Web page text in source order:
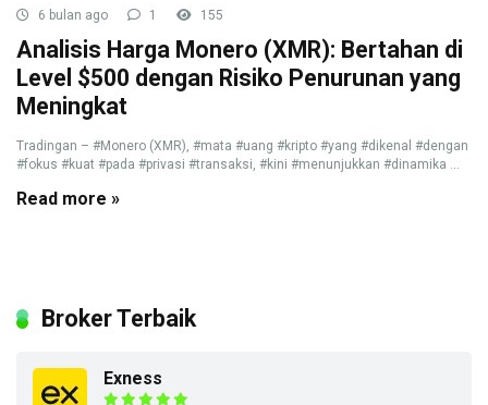
6 bulan ago 1 155
Analisis Harga Monero (XMR): Bertahan di
Level $500 dengan Risiko Penurunan yang
Meningkat
Tradingan – #Monero (XMR), #mata #uang #kripto #yang #dikenal #dengan
#fokus #kuat #pada #privasi #transaksi, #kini #menunjukkan #dinamika ...
Read more »
Broker Terbaik
Exness